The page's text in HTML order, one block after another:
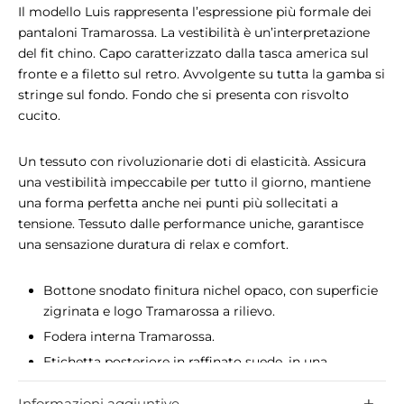
Il modello Luis rappresenta l’espressione più formale dei
pantaloni Tramarossa. La vestibilità è un’interpretazione
del fit chino. Capo caratterizzato dalla tasca america sul
fronte e a filetto sul retro. Avvolgente su tutta la gamba si
stringe sul fondo. Fondo che si presenta con risvolto
cucito.
Un tessuto con rivoluzionarie doti di elasticità. Assicura
una vestibilità impeccabile per tutto il giorno, mantiene
una forma perfetta anche nei punti più sollecitati a
tensione. Tessuto dalle performance uniche, garantisce
una sensazione duratura di relax e comfort.
Bottone snodato finitura nichel opaco, con superficie
zigrinata e logo Tramarossa a rilievo.
Fodera interna Tramarossa.
Etichetta posteriore in raffinato suede, in una
colorazione tono su tono con il capo, stampata a